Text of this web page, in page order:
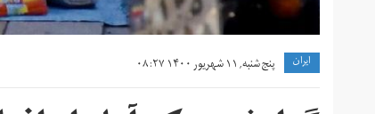
ايران پنج شنبه, ۱۱ شهریور ۱۴۰۰ ۰۸:۲۷